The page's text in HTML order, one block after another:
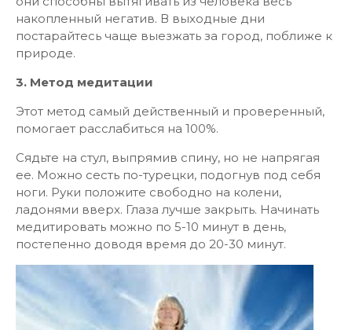
накопленный негатив. В выходные дни
постарайтесь чаще выезжать за город, поближе к
природе.
3. Метод медитации
Этот метод самый действенный и проверенный,
помогает расслабиться на 100%.
Сядьте на стул, выпрямив спину, но не напрягая
ее. Можно сесть по-турецки, подогнув под себя
ноги. Руки положите свободно на колени,
ладонями вверх. Глаза лучше закрыть. Начинать
медитировать можно по 5-10 минут в день,
постепенно доводя время до 20-30 минут.